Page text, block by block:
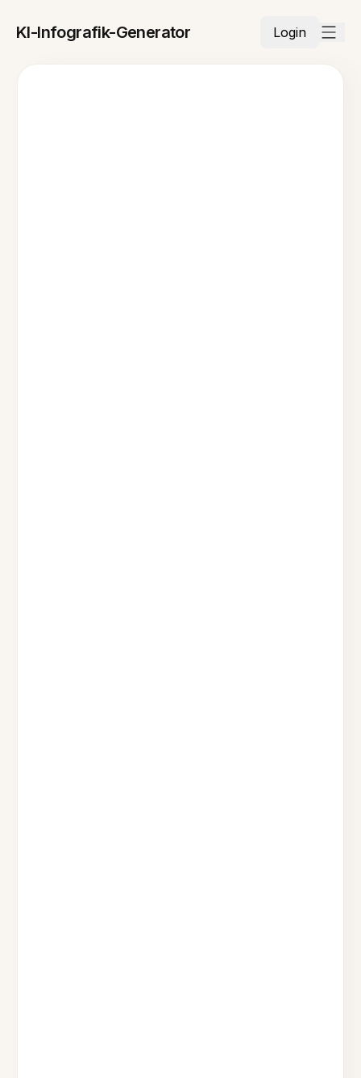
KI-Infografik-Generator Login